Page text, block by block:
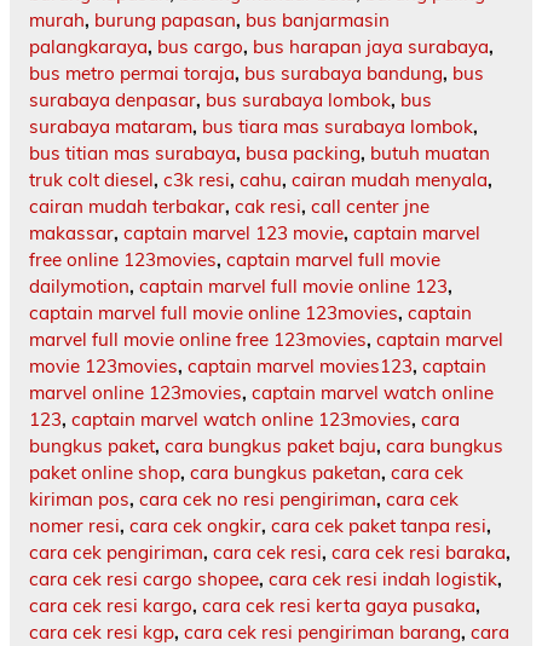
murah, burung papasan, bus banjarmasin
palangkaraya, bus cargo, bus harapan jaya surabaya,
bus metro permai toraja, bus surabaya bandung, bus
surabaya denpasar, bus surabaya lombok, bus
surabaya mataram, bus tiara mas surabaya lombok,
bus titian mas surabaya, busa packing, butuh muatan
truk colt diesel, c3k resi, cahu, cairan mudah menyala,
cairan mudah terbakar, cak resi, call center jne
makassar, captain marvel 123 movie, captain marvel
free online 123movies, captain marvel full movie
dailymotion, captain marvel full movie online 123,
captain marvel full movie online 123movies, captain
marvel full movie online free 123movies, captain marvel
movie 123movies, captain marvel movies123, captain
marvel online 123movies, captain marvel watch online
123, captain marvel watch online 123movies, cara
bungkus paket, cara bungkus paket baju, cara bungkus
paket online shop, cara bungkus paketan, cara cek
kiriman pos, cara cek no resi pengiriman, cara cek
nomer resi, cara cek ongkir, cara cek paket tanpa resi,
cara cek pengiriman, cara cek resi, cara cek resi baraka,
cara cek resi cargo shopee, cara cek resi indah logistik,
cara cek resi kargo, cara cek resi kerta gaya pusaka,
cara cek resi kgp, cara cek resi pengiriman barang, cara